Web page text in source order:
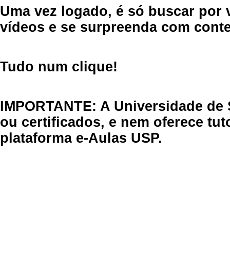
Uma vez logado, é só buscar por
vídeos e se surpreenda com
Tudo num clique!
IMPORTANTE: A Universidade
ou certificados, e nem oferece
plataforma e-Aulas USP.